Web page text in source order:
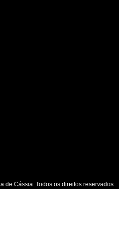
de Cássia. Todos os direitos reservados.